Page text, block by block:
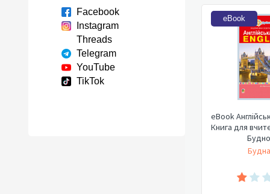
Facebook
Instagram
Threads
Telegram
YouTube
TikTok
eBook
eBook
Книга для